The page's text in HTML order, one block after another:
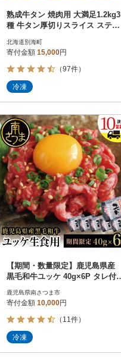
熟成牛タン 焼肉用 大満足1.2kg3
種 牛タン厚切りスライス ステー
北海道別海町
寄付金額 15,000円
（97件）
冷凍
【期間・数量限定】鹿児島県産
黒毛和牛ユッケ 40g×6P タレ付
鹿児島県南さつま市
寄付金額 10,000円
（11件）
冷凍